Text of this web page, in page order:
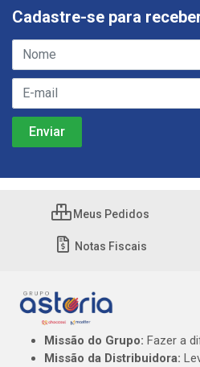
Cadastre-se para
Meus Pedidos
Notas Fiscais
Missão do Grupo: Fazer a
Missão da Distribuidora: